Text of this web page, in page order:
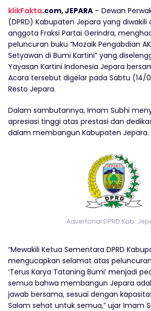
klikFakta.com, JEPARA – Dewan
(DPRD) Kabupaten Jepara yang diwakili
anggota Fraksi Partai Gerindra,
peluncuran buku “Mozaik Pengabdian
Setyawan di Bumi Kartini” yang
Yayasan Kartini Indonesia Jepara
Acara tersebut digelar pada Sabtu (14/
Resto Jepara.
Dalam sambutannya, Imam Subhi
apresiasi tinggi atas prestasi dan
dalam membangun Kabupaten Jepara.
Advertorial DPRD Kab.
“Mewakili Ketua Sementara DPRD
mengucapkan selamat atas
‘Terus Karya Tataning Bumi’ menjadi
semua bahwa membangun Jepara
jawab bersama, sesuai dengan
Salam sehat untuk semua,” ujar Imam